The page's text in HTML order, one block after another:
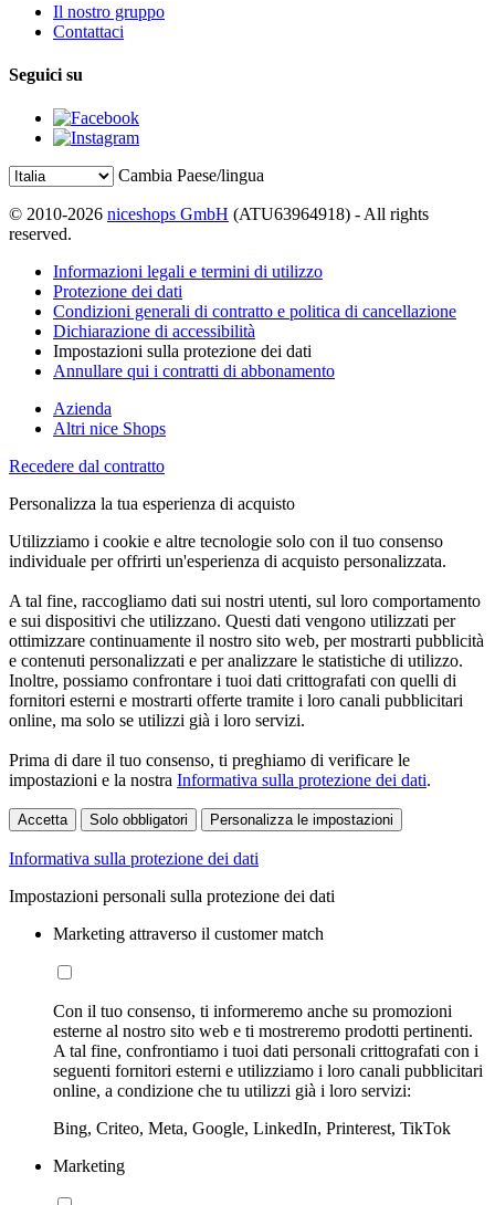
Il nostro gruppo
Contattaci
Seguici su
Cambia Paese/lingua
© 2010-2026 niceshops GmbH (ATU63964918) - All rights
reserved.
Informazioni legali e termini di utilizzo
Protezione dei dati
Condizioni generali di contratto e politica di cancellazione
Dichiarazione di accessibilità
Impostazioni sulla protezione dei dati
Annullare qui i contratti di abbonamento
Azienda
Altri nice Shops
Recedere dal contratto
Personalizza la tua esperienza di acquisto
Utilizziamo i cookie e altre tecnologie solo con il tuo consenso
individuale per offrirti un'esperienza di acquisto personalizzata.
A tal fine, raccogliamo dati sui nostri utenti, sul loro comportamento
e sui dispositivi che utilizzano. Questi dati vengono utilizzati per
ottimizzare continuamente il nostro sito web, per mostrarti pubblicità
e contenuti personalizzati e per analizzare le statistiche di utilizzo.
Inoltre, possiamo confrontare i tuoi dati crittografati con quelli di
fornitori esterni e mostrarti offerte tramite i loro canali pubblicitari
online, ma solo se utilizzi già i loro servizi.
Prima di dare il tuo consenso, ti preghiamo di verificare le
impostazioni e la nostra Informativa sulla protezione dei dati.
Accetta Solo obbligatori Personalizza le impostazioni
Informativa sulla protezione dei dati
Impostazioni personali sulla protezione dei dati
Marketing attraverso il customer match
Con il tuo consenso, ti informeremo anche su promozioni
esterne al nostro sito web e ti mostreremo prodotti pertinenti.
A tal fine, confrontiamo i tuoi dati personali crittografati con i
seguenti fornitori esterni e utilizziamo i loro canali pubblicitari
online, a condizione che tu utilizzi già i loro servizi:
Bing, Criteo, Meta, Google, LinkedIn, Printerest, TikTok
Marketing